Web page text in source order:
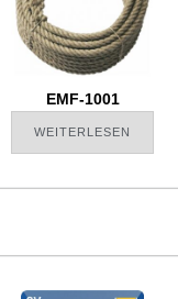
EMF-1001
WEITERLESEN